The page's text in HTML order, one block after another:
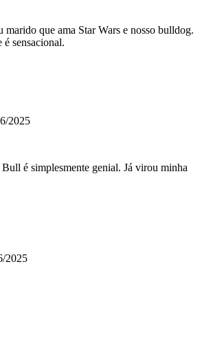
marido que ama Star Wars e nosso bulldog.
é sensacional.
2025
é simplesmente genial. Já virou minha
2025